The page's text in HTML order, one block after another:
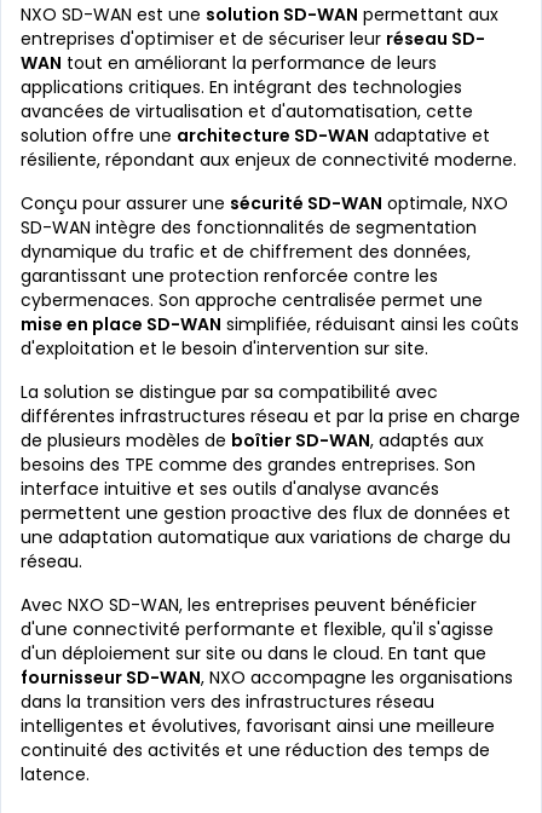
NXO SD-WAN est une solution SD-WAN permettant aux
entreprises d'optimiser et de sécuriser leur réseau SD-
WAN tout en améliorant la performance de leurs
applications critiques. En intégrant des technologies
avancées de virtualisation et d'automatisation, cette
solution offre une architecture SD-WAN adaptative et
résiliente, répondant aux enjeux de connectivité moderne.
Conçu pour assurer une sécurité SD-WAN optimale, NXO
SD-WAN intègre des fonctionnalités de segmentation
dynamique du trafic et de chiffrement des données,
garantissant une protection renforcée contre les
cybermenaces. Son approche centralisée permet une
mise en place SD-WAN simplifiée, réduisant ainsi les coûts
d'exploitation et le besoin d'intervention sur site.
La solution se distingue par sa compatibilité avec
différentes infrastructures réseau et par la prise en charge
de plusieurs modèles de boîtier SD-WAN, adaptés aux
besoins des TPE comme des grandes entreprises. Son
interface intuitive et ses outils d'analyse avancés
permettent une gestion proactive des flux de données et
une adaptation automatique aux variations de charge du
réseau.
Avec NXO SD-WAN, les entreprises peuvent bénéficier
d'une connectivité performante et flexible, qu'il s'agisse
d'un déploiement sur site ou dans le cloud. En tant que
fournisseur SD-WAN, NXO accompagne les organisations
dans la transition vers des infrastructures réseau
intelligentes et évolutives, favorisant ainsi une meilleure
continuité des activités et une réduction des temps de
latence.